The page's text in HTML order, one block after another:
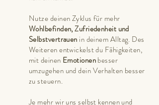
Nutze deinen Zyklus für mehr
Wohlbefinden, Zufriedenheit und
Selbstvertrauen in deinem Alltag. Des
Weiteren entwickelst du Fähigkeiten,
mit deinen Emotionenbesser
umzugehen und dein Verhalten besser
zu steuern.
Je mehr wir uns selbst kennen und